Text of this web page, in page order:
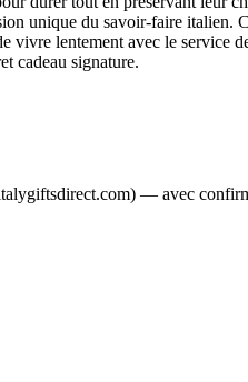
unique du savoir-faire italien.
vivre lentement avec le service
cadeau signature.
— avec